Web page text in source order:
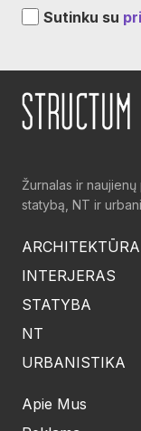
Sutinku su
Žurnalas ir
statybą, NT ir
ARCHITEKTŪRA
INTERJERAS
STATYBA
NT
URBANISTIKA
Apie Mus